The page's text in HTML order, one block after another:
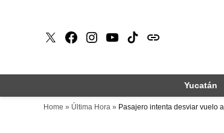
X Faceboook
Instagram
Youtube
Tiktokissuu
Yucatán
Home » Última Hora » Pasajero intenta desviar vuelo